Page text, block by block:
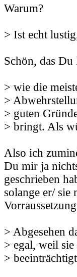
Warum?
> Ist echt
Schön, das Du
> wie die
>
> guten
> bringt. Als
Also ich
Du mir ja
geschrieben
solange er/ sie
> Abgesehen
> egal, weil
>